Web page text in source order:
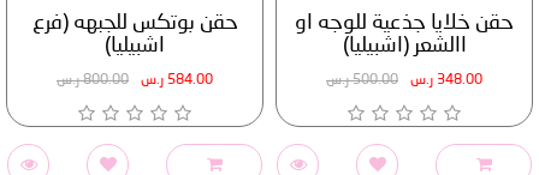
حقن خلايا جذعية للوجه او
االشعر (اشبيليا)
500.00 ر.س 348.00 ر.س
حقن بوتكس للجبهه (فرع
اشبيليا)
800.00 ر.س 584.00 ر.س